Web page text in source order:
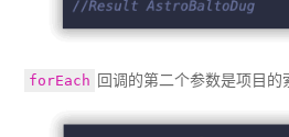
forEach 回调的第二个参数是项目的